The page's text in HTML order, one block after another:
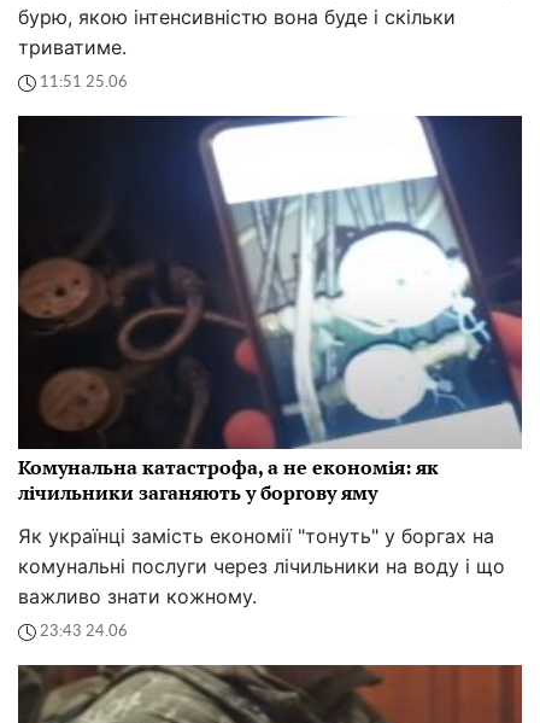
бурю, якою інтенсивністю вона буде і скільки
триватиме.
11:51 25.06
Комунальна катастрофа, а не економія: як
лічильники заганяють у боргову яму
Як українці замість економії "тонуть" у боргах на
комунальні послуги через лічильники на воду і що
важливо знати кожному.
23:43 24.06